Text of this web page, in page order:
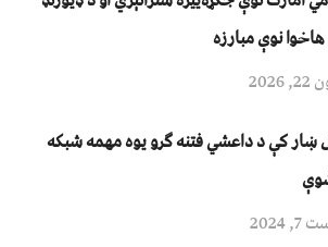
نوې مبارزه
ښار کې د داعشي فتنه ګرو يوه مهمه شبکه
2024